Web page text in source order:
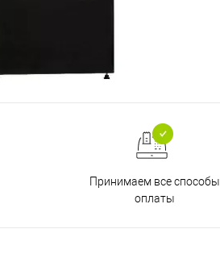
Принимаем все способы
оплаты